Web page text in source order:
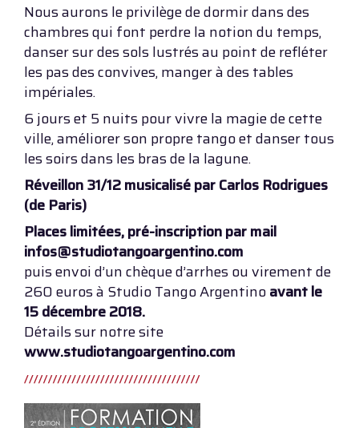
Nous aurons le privilège de dormir dans des
chambres qui font perdre la notion du temps,
danser sur des sols lustrés au point de refléter
les pas des convives, manger à des tables
impériales.
6 jours et 5 nuits pour vivre la magie de cette
ville, améliorer son propre tango et danser tous
les soirs dans les bras de la lagune.
Réveillon 31/12 musicalisé par Carlos Rodrigues
(de Paris)
Places limitées, pré-inscription par mail
infos@studiotangoargentino.com
puis envoi d’un chèque d’arrhes ou virement de
260 euros à Studio Tango Argentinoavant le
15 décembre 2018.
Détails sur notre site
www.studiotangoargentino.com